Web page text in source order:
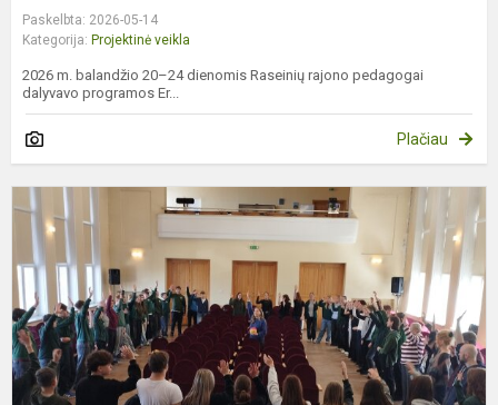
Paskelbta: 2026-05-14
Kategorija: Projektinė veikla
2026 m. balandžio 20–24 dienomis Raseinių rajono pedagogai
dalyvavo programos Er...
Plačiau